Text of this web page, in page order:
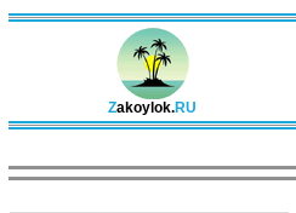
Zakoylok.RU